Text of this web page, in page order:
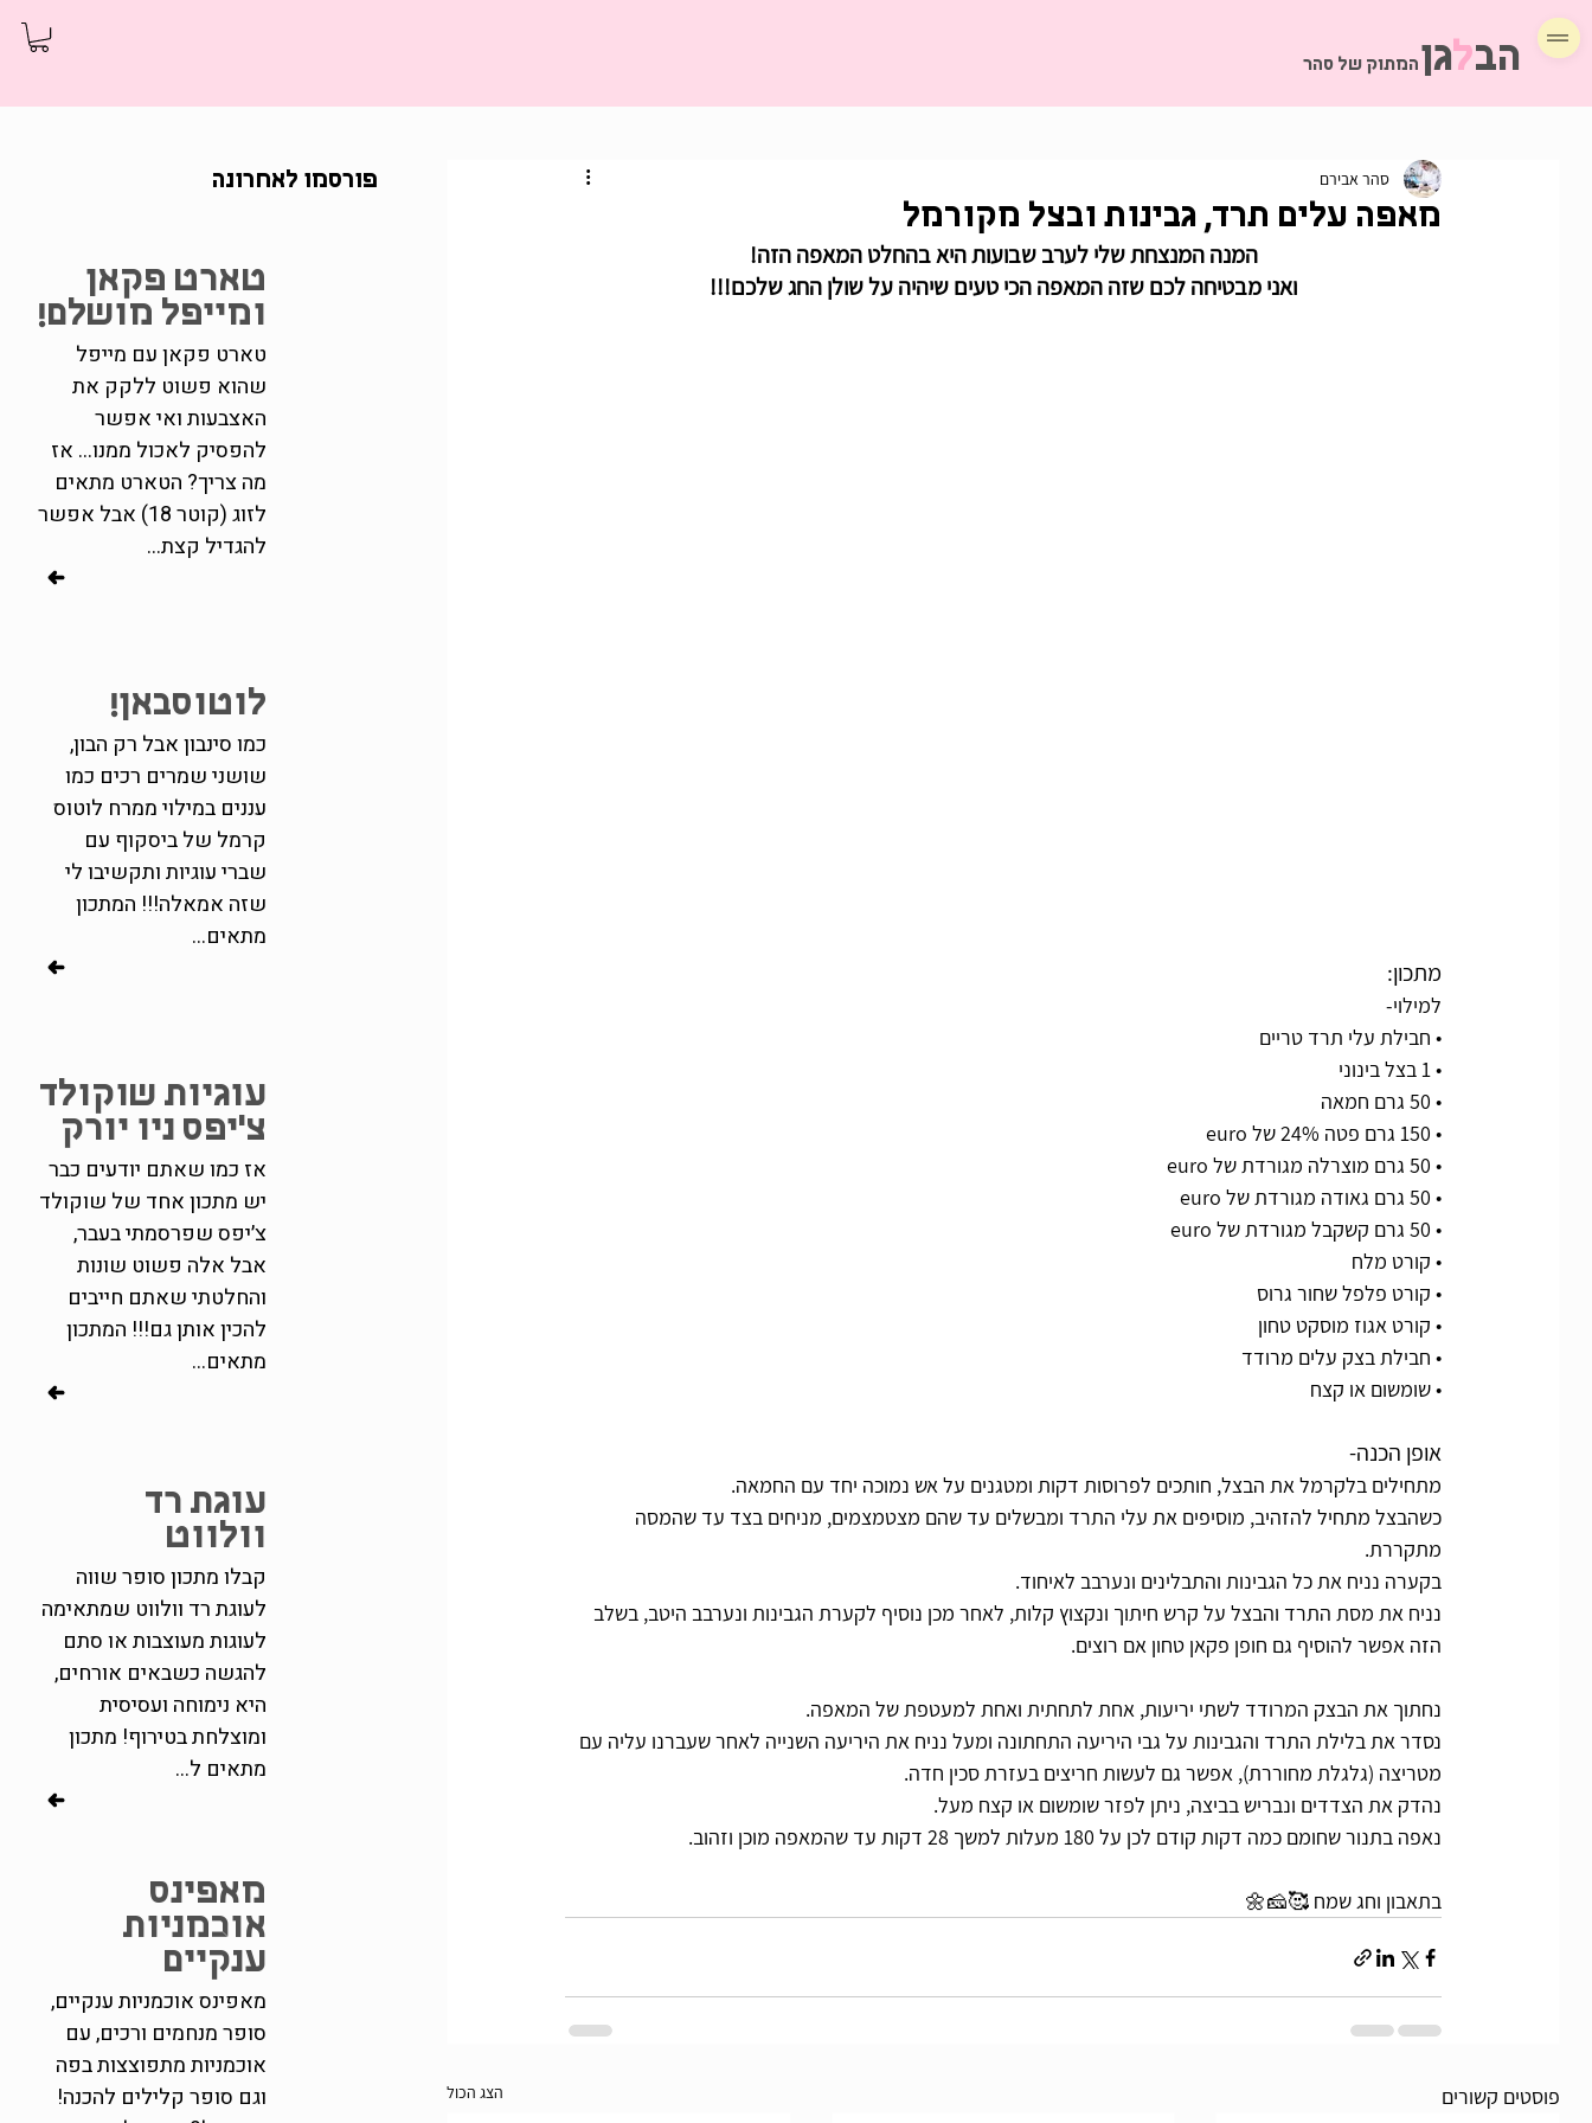
הבלגן המתוק של סהר
מאפה עלים תרד, גבינות ובצל מקורמל
סהר אבירם
המנה המנצחת שלי לערב שבועות היא בהחלט המאפה הזה!
ואני מבטיחה לכם שזה המאפה הכי טעים שיהיה על שולן החג שלכם!!!
מתכון:
למילוי-
• חבילת עלי תרד טריים
• 1 בצל בינוני
• 50 גרם חמאה
• 150 גרם פטה 24% של euro
• 50 גרם מוצרלה מגורדת של euro
• 50 גרם גאודה מגורדת של euro
• 50 גרם קשקבל מגורדת של euro
• קורט מלח
• קורט פלפל שחור גרוס
• קורט אגוז מוסקט טחון
• חבילת בצק עלים מרודד
• שומשום או קצח
אופן הכנה-
מתחילים בלקרמל את הבצל, חותכים לפרוסות דקות ומטגנים על אש נמוכה יחד עם החמאה.
כשהבצל מתחיל להזהיב, מוסיפים את עלי התרד ומבשלים עד שהם מצטמצמים, מניחים בצד עד שהמסה
מתקררת.
בקערה נניח את כל הגבינות והתבלינים ונערבב לאיחוד.
נניח את מסת התרד והבצל על קרש חיתוך ונקצוץ קלות, לאחר מכן נוסיף לקערת הגבינות ונערבב היטב, בשלב
הזה אפשר להוסיף גם חופן פקאן טחון אם רוצים.
נחתוך את הבצק המרודד לשתי יריעות, אחת לתחתית ואחת למעטפת של המאפה.
נסדר את בלילת התרד והגבינות על גבי היריעה התחתונה ומעל נניח את היריעה השנייה לאחר שעברנו עליה עם
מטריצה (גלגלת מחוררת), אפשר גם לעשות חריצים בעזרת סכין חדה.
נהדק את הצדדים ונבריש בביצה, ניתן לפזר שומשום או קצח מעל.
נאפה בתנור שחומם כמה דקות קודם לכן על 180 מעלות למשך 28 דקות עד שהמאפה מוכן וזהוב.
בתאבון וחג שמח 🥰🧀🌼
פוסטים קשורים הצג הכול
פורסמו לאחרונה
טארט פקאן
ומייפל מושלם!
טארט פקאן עם מייפל
שהוא פשוט ללקק את
האצבעות ואי אפשר
להפסיק לאכול ממנו... אז
מה צריך? הטארט מתאים
לזוג (קוטר 18) אבל אפשר
להגדיל קצת...
לוטוסבאן!
כמו סינבון אבל רק הבון,
שושני שמרים רכים כמו
עננים במילוי ממרח לוטוס
קרמל של ביסקוף עם
שברי עוגיות ותקשיבו לי
שזה אמאלה!!! המתכון
מתאים...
עוגיות שוקולד
צ׳יפס ניו יורק
אז כמו שאתם יודעים כבר
יש מתכון אחד של שוקולד
צ׳יפס שפרסמתי בעבר,
אבל אלה פשוט שונות
והחלטתי שאתם חייבים
להכין אותן גם!!! המתכון
מתאים...
עוגת רד
וולווט
קבלו מתכון סופר שווה
לעוגת רד וולווט שמתאימה
לעוגות מעוצבות או סתם
להגשה כשבאים אורחים,
היא נימוחה ועסיסית
ומוצלחת בטירוף! מתכון
מתאים ל...
מאפינס
אוכמניות
ענקיים
מאפינס אוכמניות ענקיים,
סופר מנחמים ורכים, עם
אוכמניות מתפוצצות בפה
וגם סופר קלילים להכנה!